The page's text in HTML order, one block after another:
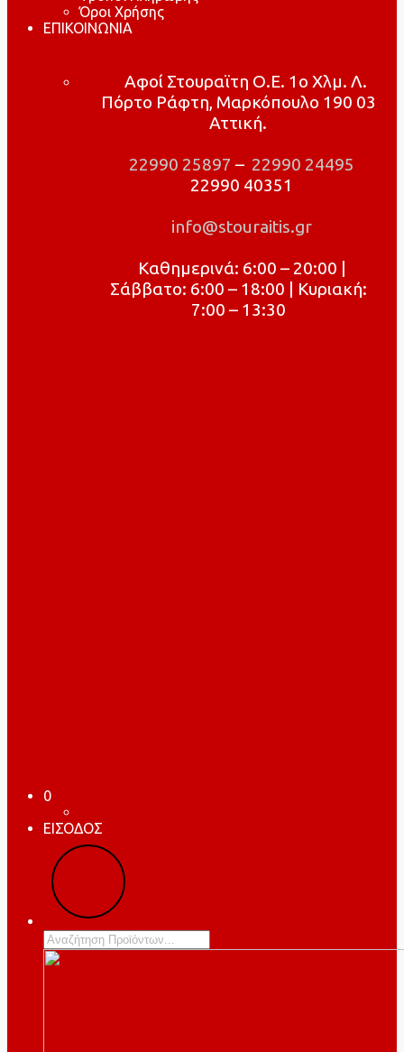
Όροι Χρήσης
ΕΠΙΚΟΙΝΩΝΙΑ
Αφοί Στουραϊτη Ο.Ε. 1ο Χλμ. Λ.
Πόρτο Ράφτη, Μαρκόπουλο 190 03
Αττική.
22990 25897 – 22990 24495
22990 40351
info@stouraitis.gr
Καθημερινά: 6:00 – 20:00 |
Σάββατο: 6:00 – 18:00 | Κυριακή:
7:00 – 13:30
0
ΕΙΣΟΔΟΣ
Products
search